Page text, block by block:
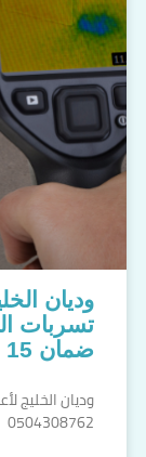
وديان
ضمان 15 سنة
وديان الخليج
0504308762